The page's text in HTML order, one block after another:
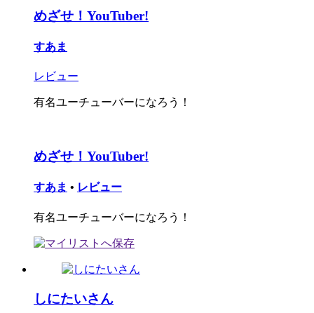
めざせ！YouTuber!
すあま
レビュー
有名ユーチューバーになろう！
めざせ！YouTuber!
すあま • レビュー
有名ユーチューバーになろう！
しにたいさん